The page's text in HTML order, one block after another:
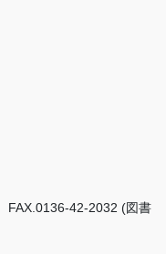
42-2032 (図書